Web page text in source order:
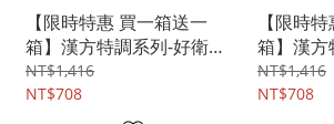
【限時特惠 買一箱送一
箱】漢方特調系列-好衛飲
24入組-效期20270425
NT$1,416
NT$708
【限時
箱】漢方
共24入組
NT$1,416
NT$708